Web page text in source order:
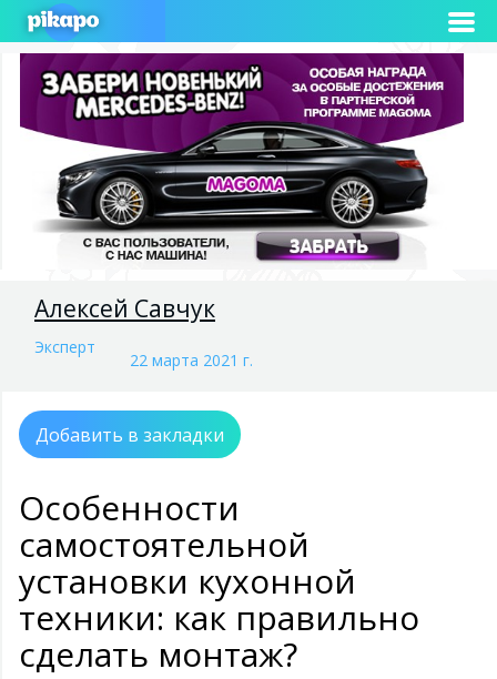
Алексей Савчук
Эксперт
22 марта 2021 г.
Добавить в закладки
Особенности
самостоятельной
установки кухонной
техники: как правильно
сделать монтаж?